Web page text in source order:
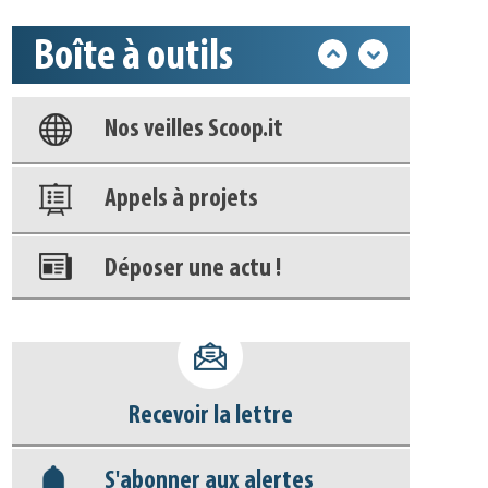
Boîte à outils
Base documentaire
Nos veilles Scoop.it
Appels à projets
Déposer une actu !
déconnecter)
Base documentaire
Recevoir la lettre
S'abonner aux alertes